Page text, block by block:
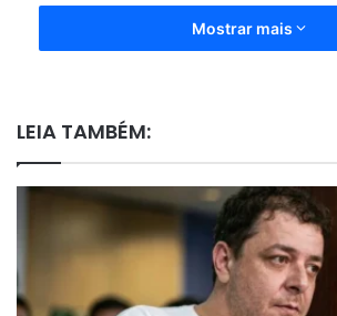
Mostrar mais
LEIA TAMBÉM: